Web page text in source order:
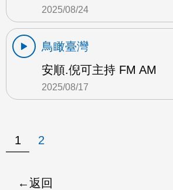
2025/08/24
鳥瞰臺灣
安順.倪可主持 FM AM
2025/08/17
1 2
返回